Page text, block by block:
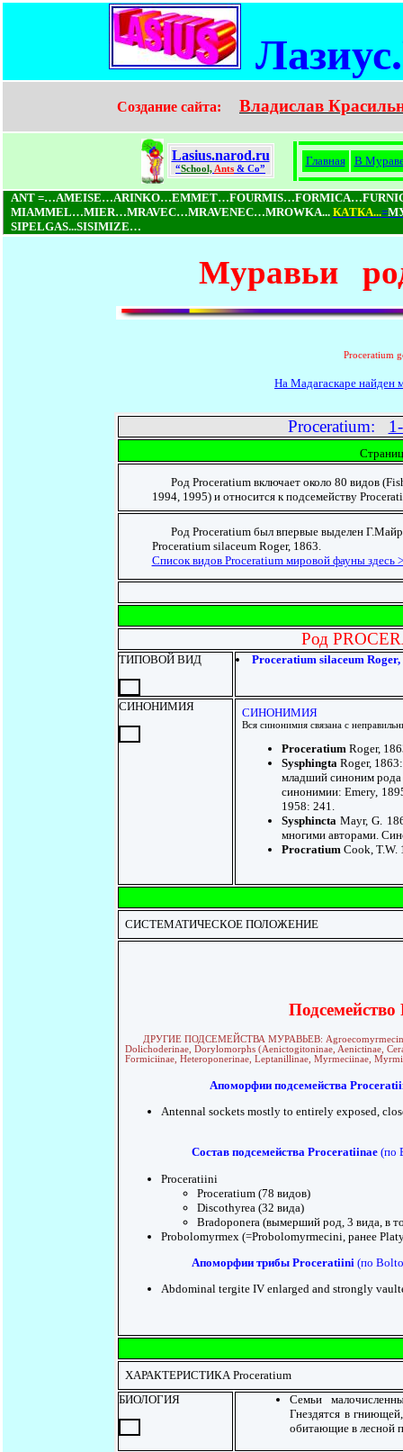
Создание сайта: Владислав
Lasius.narod.ru
“School, Ants & Co”
Главная В
ANT
MIAMMEL…MIER…MRAVEC…MRAVENEC…MROWKA... КAТКA...=
SIPELGAS...SISIMIZE…
Муравьи
Proceratium
На Мадагаскаре
Proceratium:
Род Proceratium включает около 80 видов
1994, 1995) и относится к подсемейству
Род Proceratium был впервые выделен
Proceratium silaceum Roger, 1863.
Список видов Proceratium мировой фауны здесь
Род
ТИПОВОЙ ВИД Proceratium silaceum
СИНОНИМИЯ СИНОНИМИЯ
Вся синонимия связана с
Proceratium Roger,
Sysphingta Roger,
младший синоним
синонимии: Emery,
1958: 241.
Sysphincta Mayr, G.
многими авторами.
Procratium Cook, T.W.
СИСТЕМАТИЧЕСКОЕ ПОЛОЖЕНИЕ
ДРУГИЕ ПОДСЕМЕЙСТВА МУРАВЬЕВ:
Dolichoderinae, Dorylomorphs (Aenictogitoninae, Aenictinae,
Formiciinae, Heteroponerinae, Leptanillinae, Myrmeciinae,
Апоморфии подсемейства
Antennal sockets mostly to entirely exposed,
Состав подсемейства Proceratiinae(по
Proceratiini
Proceratium (78 видов)
Discothyrea (32 вида)
Bradoponera (вымерший род, 3 вида, в
Probolomyrmex (=Probolomyrmecini, ранее
Апоморфии трибы Proceratiini (по
Abdominal tergite IV enlarged and strongly
ХАРАКТЕРИСТИКА Proceratium
БИОЛОГИЯ
Семьи
Гнездятся в
обитающие в лесной